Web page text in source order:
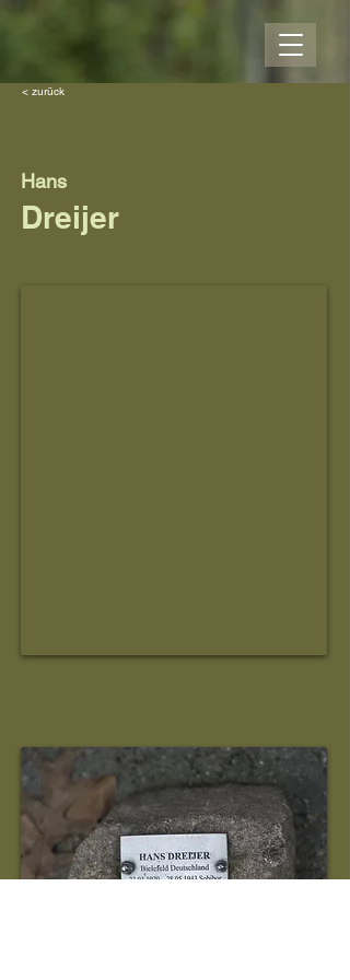
< zurück
Hans
Dreijer